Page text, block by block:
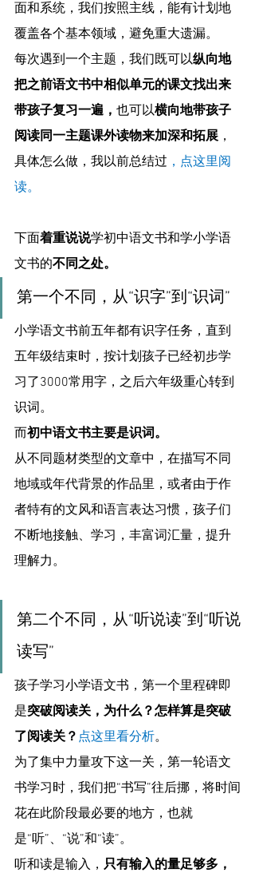
面和系统，我们按照主线，能有计划地
覆盖各个基本领域，避免重大遗漏。
每次遇到一个主题，我们既可以纵向地
把之前语文书中相似单元的课文找出来
带孩子复习一遍， 也可以横向地带孩子
阅读同一主题课外读物来加深和拓展 ，
具体怎么做，我以前总结过 ， 点这里阅
读。
下面着重说说学初中语文书和学小学语
文书的不同之处。
第一个不同，从“识字”到“识词”
小学语文书前五年都有识字任务，直到
五年级结束时，按计划孩子已经初步学
习了3000常用字，之后六年级重心转到
识词。
而初中语文书主要是识词。
从不同题材类型的文章中，在描写不同
地域或年代背景的作品里，或者由于作
者特有的文风和语言表达习惯，孩子们
不断地接触、学习，丰富词汇量，提升
理解力。
第二个不同，从“听说读”到“听说
读写”
孩子学习小学语文书，第一个里程碑即
是突破阅读关，为什么？怎样算是突破
了阅读关？ 点这里看分析。
为了集中力量攻下这一关，第一轮语文
书学习时，我们把“书写”往后挪，将时间
花在此阶段最必要的地方，也就
是“听”、“说”和“读”。
听和读是输入， 只有输入的量足够多，